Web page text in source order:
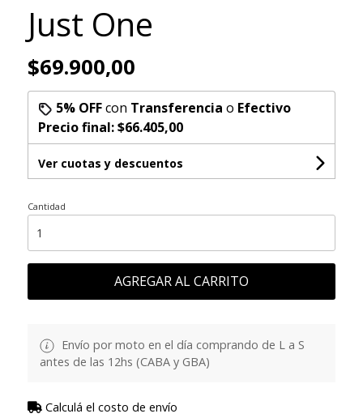
Just One
$69.900,00
5% OFFcon Transferencia o Efectivo
Precio final:$66.405,00
Ver cuotas y descuentos
Cantidad
AGREGAR AL CARRITO
Envío por moto en el día comprando de L a S
antes de las 12hs (CABA y GBA)
Calculá el costo de envío